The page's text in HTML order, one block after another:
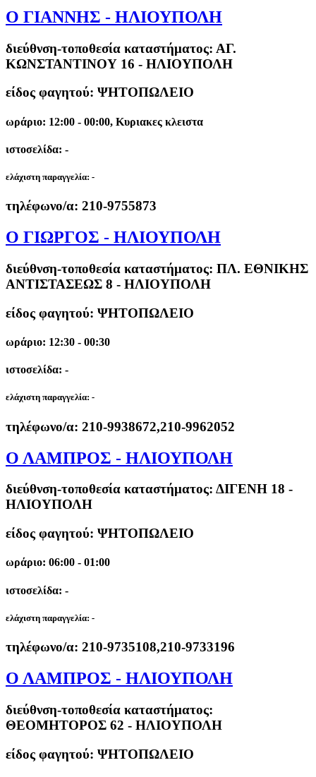
Ο ΓΙΑΝΝΗΣ - ΗΛΙΟΥΠΟΛΗ
διεύθνση-τοποθεσία καταστήματος: ΑΓ.
ΚΩΝΣΤΑΝΤΙΝΟΥ 16 - ΗΛΙΟΥΠΟΛΗ
είδος φαγητού: ΨΗΤΟΠΩΛΕΙΟ
ωράριο: 12:00 - 00:00, Κυριακες κλειστα
ιστοσελίδα: -
ελάχιστη παραγγελία: -
τηλέφωνο/α: 210-9755873
Ο ΓΙΩΡΓΟΣ - ΗΛΙΟΥΠΟΛΗ
διεύθνση-τοποθεσία καταστήματος: ΠΛ. ΕΘΝΙΚΗΣ
ΑΝΤΙΣΤΑΣΕΩΣ 8 - ΗΛΙΟΥΠΟΛΗ
είδος φαγητού: ΨΗΤΟΠΩΛΕΙΟ
ωράριο: 12:30 - 00:30
ιστοσελίδα: -
ελάχιστη παραγγελία: -
τηλέφωνο/α: 210-9938672,210-9962052
Ο ΛΑΜΠΡΟΣ - ΗΛΙΟΥΠΟΛΗ
διεύθνση-τοποθεσία καταστήματος: ΔΙΓΕΝΗ 18 -
ΗΛΙΟΥΠΟΛΗ
είδος φαγητού: ΨΗΤΟΠΩΛΕΙΟ
ωράριο: 06:00 - 01:00
ιστοσελίδα: -
ελάχιστη παραγγελία: -
τηλέφωνο/α: 210-9735108,210-9733196
Ο ΛΑΜΠΡΟΣ - ΗΛΙΟΥΠΟΛΗ
διεύθνση-τοποθεσία καταστήματος:
ΘΕΟΜΗΤΟΡΟΣ 62 - ΗΛΙΟΥΠΟΛΗ
είδος φαγητού: ΨΗΤΟΠΩΛΕΙΟ